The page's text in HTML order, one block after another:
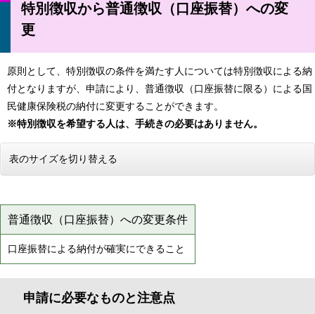
特別徴収から普通徴収（口座振替）への変
更
原則として、特別徴収の条件を満たす人については特別徴収による納
付となりますが、申請により、普通徴収（口座振替に限る）による国
民健康保険税の納付に変更することができます。
※特別徴収を希望する人は、手続きの必要はありません。
表のサイズを切り替える
普通徴収（口座振替）への変更条件
口座振替による納付が確実にできること
申請に必要なものと注意点